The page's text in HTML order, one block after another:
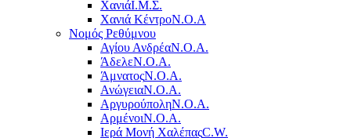
ΧανιάΙ.Μ.Σ.
Χανιά ΚέντροN.O.A
Νομός Ρεθύμνου
Αγίου ΑνδρέαΝ.Ο.Α.
ΆδελεΝ.Ο.Α.
ΆμνατοςΝ.Ο.Α.
ΑνώγειαΝ.Ο.Α.
ΑργυρούποληΝ.Ο.Α.
ΑρμένοιΝ.Ο.Α.
Ιερά Μονή ΧαλέπαςC.W.